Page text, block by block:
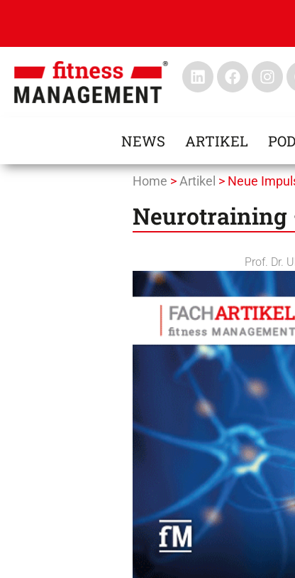
NEWS ARTIKEL
Home > Artikel > Neue
Neurotraining
Prof. Dr.